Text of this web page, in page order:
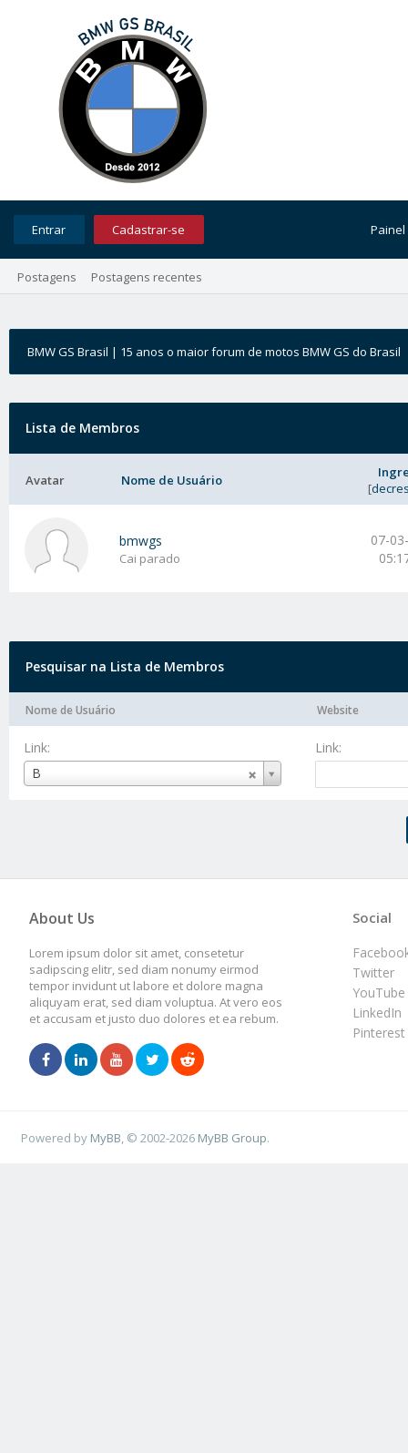
Entrar Cadastrar-se
Postagens Postagens recentes
BMW GS Brasil | 15 anos o maior forum de motos BMW GS do Brasil
Lista de Membros
Avatar Nome de Usuário
[
bmwgs
Cai parado
07-
Pesquisar na Lista de Membros
Nome de Usuário Website
Link:
B
Nome
de
Link:
About Us
Lorem ipsum dolor sit amet, consetetur
sadipscing elitr, sed diam nonumy eirmod
tempor invidunt ut labore et dolore magna
aliquyam erat, sed diam voluptua. At vero eos
et accusam et justo duo dolores et ea rebum.
Social
Twitter
YouTube
LinkedIn
Pinterest
Powered by MyBB , © 2002-2026 MyBB Group.